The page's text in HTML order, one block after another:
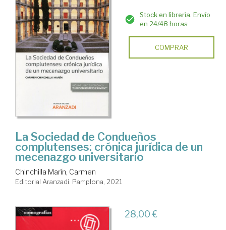
Stock en librería. Envío
en 24/48 horas
COMPRAR
La Sociedad de Condueños
complutenses: crónica jurídica de un
mecenazgo universitario
Chinchilla Marín, Carmen
Editorial Aranzadi. Pamplona, 2021
28,00 €